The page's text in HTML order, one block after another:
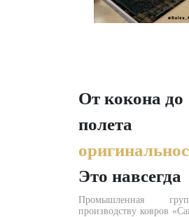
От кокона до
полета
Это навсегда
Промышленная
производству ковров